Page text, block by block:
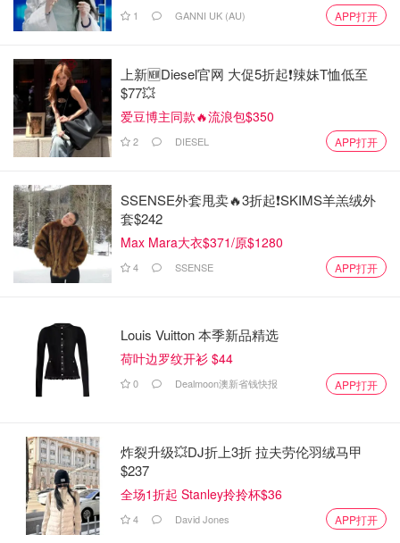
网友炸锅：讽刺与怒喷齐飞
▪️ “这牌子设计不错，我都想弄一个挂家里。”▪️ “怕被偷就多
请几个收银员啊！”▪️ “知道了，下次继续把牛油果当洋葱
1 GANNI UK (AU) APP打开
上新🆕Diesel官网 大促5折起❗️辣妹T恤低至
$77💥
爱豆博主同款🔥流浪包$350
2 DIESEL APP打开
SSENSE外套甩卖🔥3折起❗SKIMS羊羔绒外
套$242
Max Mara大衣$371/原$1280
4 SSENSE APP打开
Louis Vuitton 本季新品精选
荷叶边罗纹开衫 $44
0 Dealmoon澳新省钱快报 APP打开
炸裂升级💥DJ折上3折 拉夫劳伦羽绒马甲
$237
全场1折起 Stanley拎拎杯$36
4 David Jones APP打开